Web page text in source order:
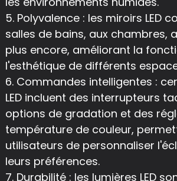
5. Polyvalence : les miroirs LED
salles de bains, aux chambres,
plus encore, améliorant la
l'esthétique de différents
6. Commandes intelligentes :
LED incluent des interrupteurs
options de gradation et des
température de couleur,
utilisateurs de personnaliser
leurs préférences.
7. Durabilité : les lumières LED